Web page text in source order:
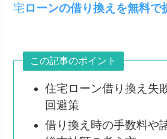
宅ローンの借り換えを無料で
この記事のポイント
住宅ローン借り換え失
回避策
借り換え時の手数料や